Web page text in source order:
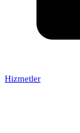
Hizmetler